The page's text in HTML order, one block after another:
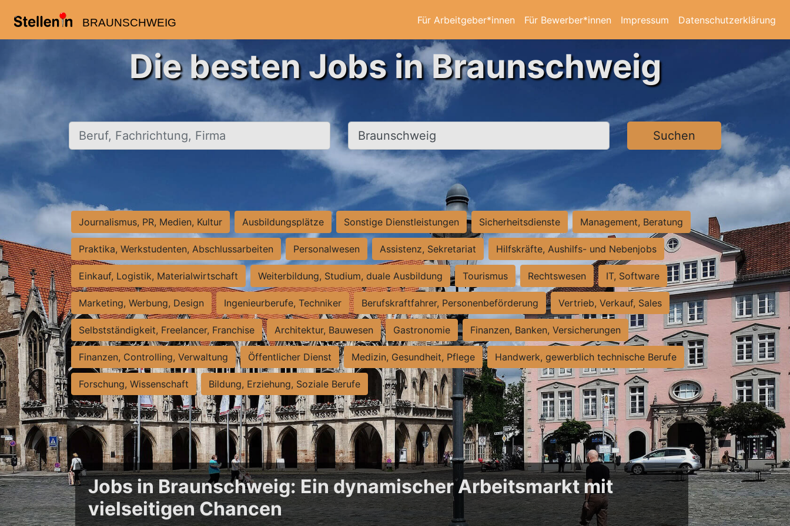
BRAUNSCHWEIG Für Arbeitgeber*innen Für Bewerber*innen Impressum Datenschutzerklärung
Die besten Jobs in Braunschweig
Beruf, Fachrichtung, Firma Ort, Stadt Suchen
Journalismus, PR, Medien, Kultur Ausbildungsplätze Sonstige Dienstleistungen Sicherheitsdienste Management, Beratung
Praktika, Werkstudenten, Abschlussarbeiten Personalwesen Assistenz, Sekretariat Hilfskräfte, Aushilfs- und Nebenjobs
Einkauf, Logistik, Materialwirtschaft Weiterbildung, Studium, duale Ausbildung Tourismus Rechtswesen IT, Software
Marketing, Werbung, Design Ingenieurberufe, Techniker Berufskraftfahrer, Personenbeförderung Vertrieb, Verkauf, Sales
Selbstständigkeit, Freelancer, Franchise Architektur, Bauwesen Gastronomie Finanzen, Banken, Versicherungen
Finanzen, Controlling, Verwaltung Öffentlicher Dienst Medizin, Gesundheit, Pflege Handwerk, gewerblich technische Berufe
Forschung, Wissenschaft Bildung, Erziehung, Soziale Berufe
Jobs in Braunschweig: Ein dynamischer Arbeitsmarkt mit
vielseitigen Chancen